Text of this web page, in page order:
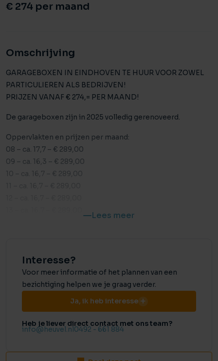
€ 274 per maand
Omschrijving
GARAGEBOXEN IN EINDHOVEN TE HUUR VOOR ZOWEL
PARTICULIEREN ALS BEDRIJVEN!
PRIJZEN VANAF € 274,= PER MAAND!
De garageboxen zijn in 2025 volledig gerenoveerd.
Oppervlakten en prijzen per maand:
08 – ca. 17,7 – € 289,00
09 – ca. 16,3 – € 289,00
10 – ca. 16,7 – € 289,00
17 – ca. 16,9 – € 289,00
18 – ca. 15,2 – € 274,00
19 – ca. 15,2 – € 274,00
22 – ca. 18,5 – € 299,00
– Privé personen wordt geen BTW in rekening gebracht.
Lees meer
Interesse?
Voor meer informatie of het plannen van een
bezichtiging helpen we je graag verder.
Ja, ik heb interesse
Heb je liever direct contact met ons team?
info@heuvel.nl0492 - 661 884